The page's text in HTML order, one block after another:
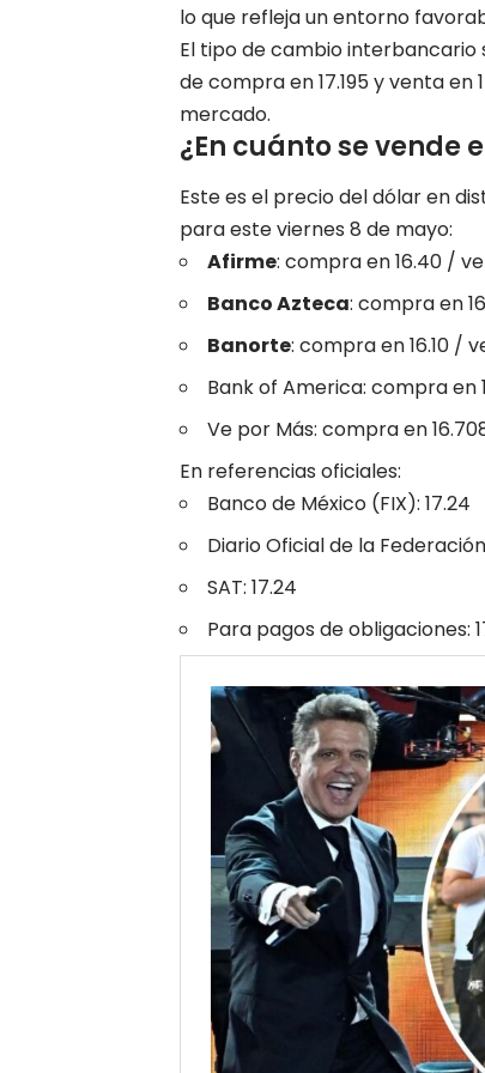
lo que refleja un entorno
El tipo de cambio interbancario
de compra en 17.195 y venta
mercado.
¿En cuánto se vende
Este es el precio del dólar en
para este viernes 8 de mayo:
Afirme: compra en 16.40 /
Banco Azteca: compra en
Banorte: compra en 16.10 /
Bank of America: compra en
Ve por Más: compra en
En referencias oficiales:
Banco de México (FIX): 17.24
Diario Oficial de la
SAT: 17.24
Para pagos de obligaciones: